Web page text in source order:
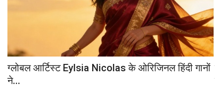
ग्लोबल आर्टिस्ट Eylsia Nicolas के ओरिजिनल हिंदी गानों
ने...